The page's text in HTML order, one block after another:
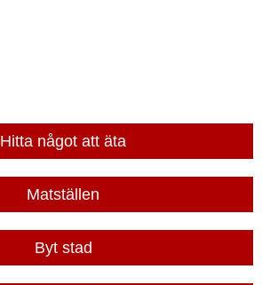
Hitta något att äta
Matställen
Byt stad